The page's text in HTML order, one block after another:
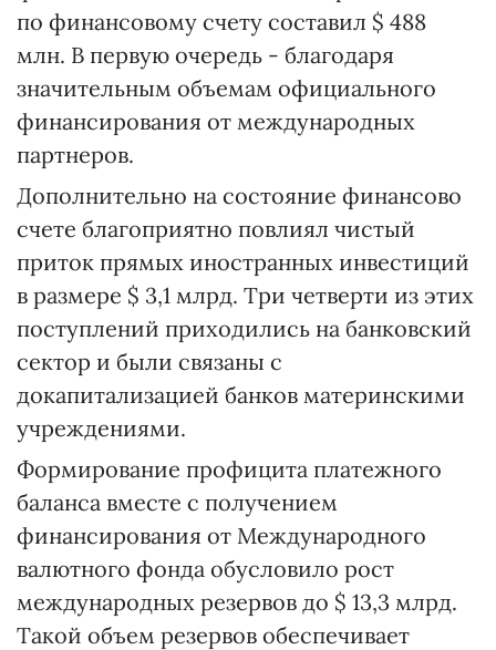
по финансовому счету составил $ 488
млн. В первую очередь - благодаря
значительным объемам официального
финансирования от международных
партнеров.
Дополнительно на состояние финансово
счете благоприятно повлиял чистый
приток прямых иностранных инвестиций
в размере $ 3,1 млрд. Три четверти из этих
поступлений приходились на банковский
сектор и были связаны с
докапитализацией банков материнскими
учреждениями.
Формирование профицита платежного
баланса вместе с получением
финансирования от Международного
валютного фонда обусловило рост
международных резервов до $ 13,3 млрд.
Такой объем резервов обеспечивает